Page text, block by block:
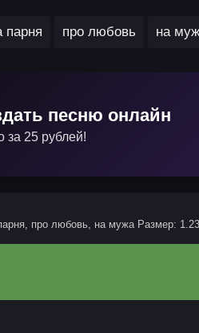
парня
про любовь
на
песню онлайн
за 25 рублей!
про любовь, на мужа Размер: